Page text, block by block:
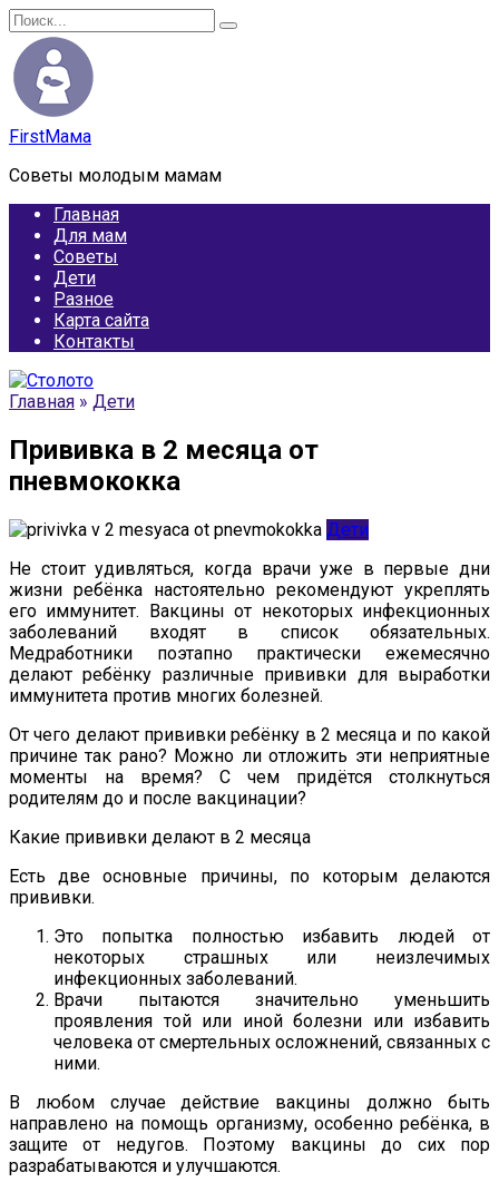
Перейти
к
содержанию
Search
for:
FirstМама
Советы молодым мамам
Главная
Для мам
Советы
Дети
Разное
Карта сайта
Контакты
Главная » Дети
Прививка в 2 месяца от
пневмококка
Дети
Не стоит удивляться, когда врачи уже в первые дни
жизни ребёнка настоятельно рекомендуют укреплять
его иммунитет. Вакцины от некоторых инфекционных
заболеваний входят в список обязательных.
Медработники поэтапно практически ежемесячно
делают ребёнку различные прививки для выработки
иммунитета против многих болезней.
От чего делают прививки ребёнку в 2 месяца и по какой
причине так рано? Можно ли отложить эти неприятные
моменты на время? С чем придётся столкнуться
родителям до и после вакцинации?
Какие прививки делают в 2 месяца
Есть две основные причины, по которым делаются
прививки.
Это попытка полностью избавить людей от
некоторых страшных или неизлечимых
инфекционных заболеваний.
Врачи пытаются значительно уменьшить
проявления той или иной болезни или избавить
человека от смертельных осложнений, связанных с
ними.
В любом случае действие вакцины должно быть
направлено на помощь организму, особенно ребёнка, в
защите от недугов. Поэтому вакцины до сих пор
разрабатываются и улучшаются.